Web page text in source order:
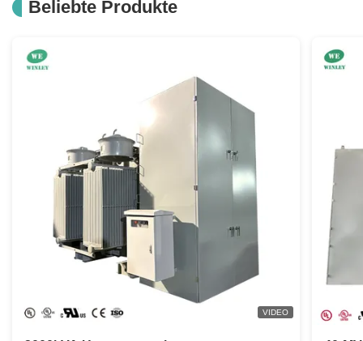
Beliebte Produkte
VIDEO